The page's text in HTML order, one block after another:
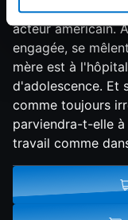
film dont le rôle
acteur américain.
engagée, se
mère est à
d'adolescence. Et
comme toujours
parviendra-t-elle à
travail comme